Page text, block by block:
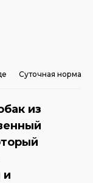
Суточная норма
из
и